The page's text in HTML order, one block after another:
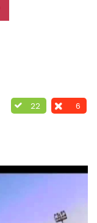
22 6